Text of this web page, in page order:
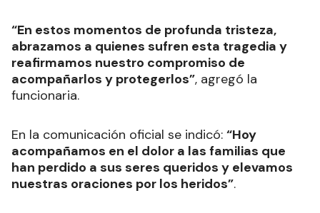
“En estos momentos de profunda tristeza,
abrazamos a quienes sufren esta tragedia y
reafirmamos nuestro compromiso de
acompañarlos y protegerlos”, agregó la
funcionaria.
En la comunicación oficial se indicó: “Hoy
acompañamos en el dolor a las familias que
han perdido a sus seres queridos y elevamos
nuestras oraciones por los heridos”.